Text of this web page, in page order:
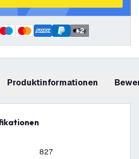
+2
Produktinformationen
827